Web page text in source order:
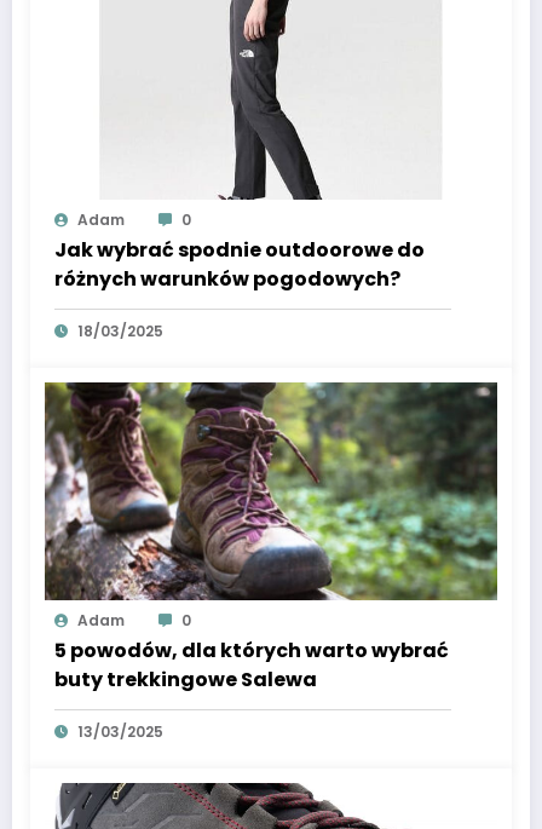
Adam 0
Jak wybrać spodnie outdoorowe do
różnych warunków pogodowych?
18/03/2025
Adam 0
5 powodów, dla których warto wybrać
buty trekkingowe Salewa
13/03/2025